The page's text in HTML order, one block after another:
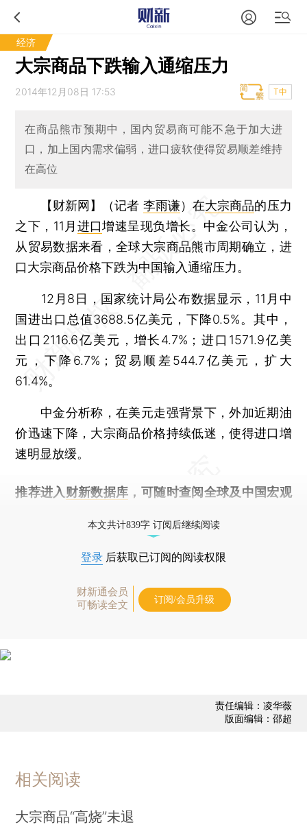
经济
大宗商品下跌输入通缩压力
2014年12月08日 17:53 T中
在商品熊市预期中，国内贸易商可能不急于加大进
口，加上国内需求偏弱，进口疲软使得贸易顺差维持
在高位
【财新网】（记者 李雨谦） 在大宗商品的压力
之下，11月 进口增速呈现负增长。中金公司认为，
从贸易数据来看，全球大宗商品熊市周期确立，进
口大宗商品价格下跌为中国输入通缩压力。
12月8日，国家统计局公布数据显示，11月中
国进出口总值3688.5亿美元，下降0.5%。其中，
出口2116.6亿美元，增长4.7%；进口1571.9亿美
元，下降6.7%；贸易顺差544.7亿美元，扩大
61.4%。
中金分析称，在美元走强背景下，外加近期油
价迅速下降，大宗商品价格持续低迷，使得进口增
速明显放缓。
推荐进入 财新数据库 ，可随时查阅全球及中国宏观
本文共计839字 订阅后继续阅读
登录 后获取已订阅的阅读权限
财新通会员
可畅读全文
订阅/会员升级
责任编辑：凌华薇
版面编辑：邵超
相关阅读
大宗商品“高烧”未退